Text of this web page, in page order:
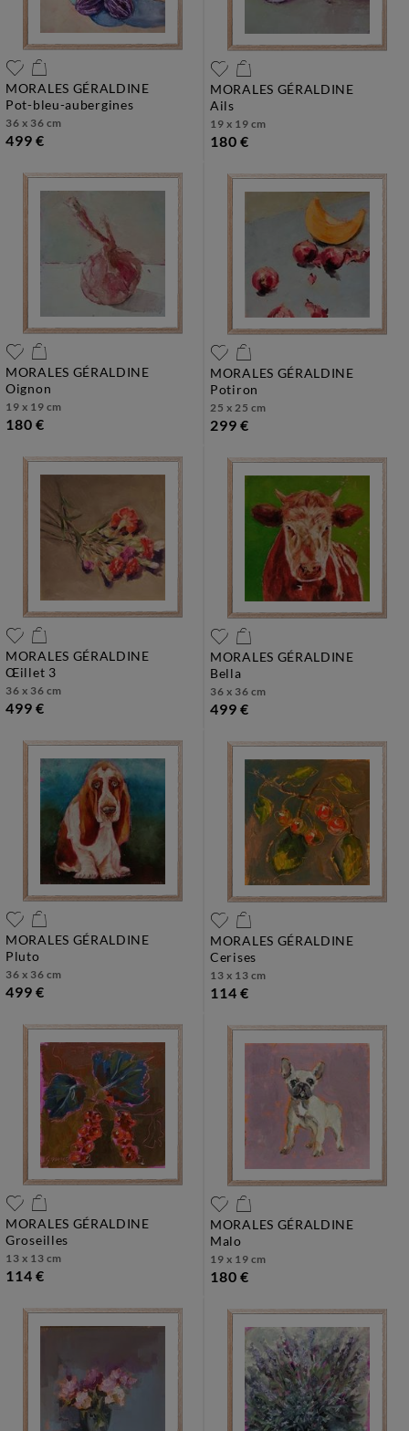
MORALES GÉRALDINE
pot-bleu-aubergines
36 x 36 cm
499 €
MORALES GÉRALDINE
ails
19 x 19 cm
180 €
MORALES GÉRALDINE
oignon
19 x 19 cm
180 €
MORALES GÉRALDINE
potiron
25 x 25 cm
299 €
MORALES GÉRALDINE
œillet 3
36 x 36 cm
499 €
MORALES GÉRALDINE
bella
36 x 36 cm
499 €
MORALES GÉRALDINE
pluto
36 x 36 cm
499 €
MORALES GÉRALDINE
cerises
13 x 13 cm
114 €
MORALES GÉRALDINE
groseilles
13 x 13 cm
114 €
MORALES GÉRALDINE
malo
19 x 19 cm
180 €